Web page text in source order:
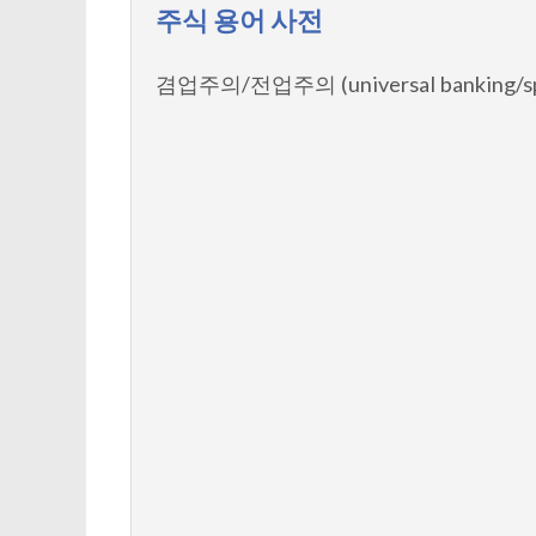
주식 용어 사전
겸업주의/전업주의 (universal banking/